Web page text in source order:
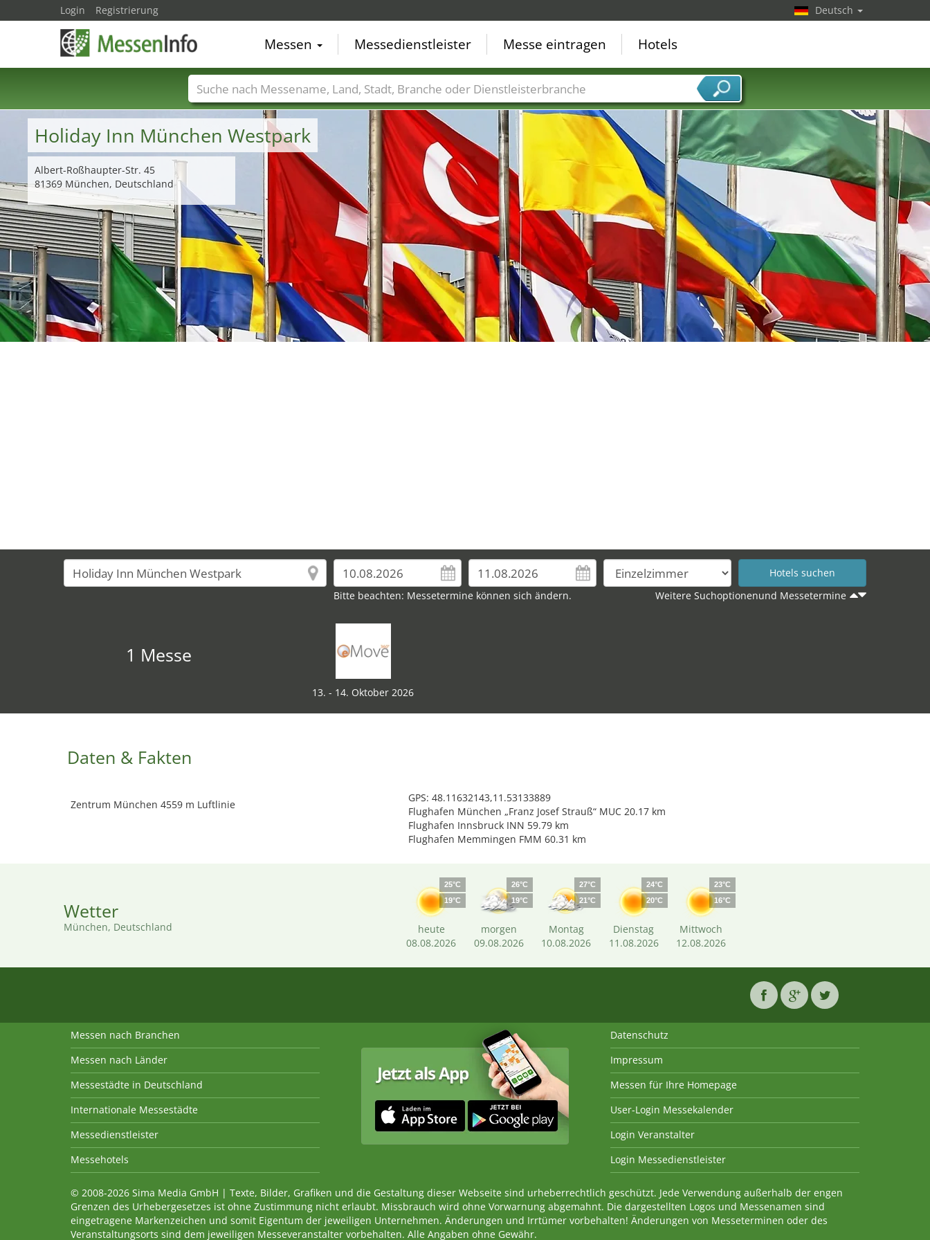
Holiday Inn München Westpark
Albert-Roßhaupter-Str. 45
81369 München, Deutschland
Bitte beachten: Messetermine können sich ändern. Weitere Suchoptionenund Messetermine
1 Messe
13. - 14. Oktober 2026
Daten & Fakten
Zentrum München 4559 m Luftlinie
GPS: 48.11632143,11.53133889
Flughafen München „Franz Josef Strauß“ MUC 20.17 km
Flughafen Innsbruck INN 59.79 km
Flughafen Memmingen FMM 60.31 km
Wetter
München, Deutschland
25°C
19°C
heute
08.08.2026
26°C
19°C
morgen
09.08.2026
27°C
21°C
Montag
10.08.2026
24°C
20°C
Dienstag
11.08.2026
23°C
16°C
Mittwoch
12.08.2026
Login Registrierung Deutsch
Messen Messedienstleister Messe eintragen Hotels
Messenamen Länder Städte Branchen Dienstleisterbranchen
Messen nach Branchen
Messen nach Länder
Messestädte in Deutschland
Internationale Messestädte
Messedienstleister
Messehotels
Datenschutz
Impressum
Messen für Ihre Homepage
User-Login Messekalender
Login Veranstalter
Login Messedienstleister
© 2008-2026 Sima Media GmbH | Texte, Bilder, Grafiken und die Gestaltung dieser Webseite sind urheberrechtlich geschützt. Jede Verwendung außerhalb der engen
Grenzen des Urhebergesetzes ist ohne Zustimmung nicht erlaubt. Missbrauch wird ohne Vorwarnung abgemahnt. Die dargestellten Logos und Messenamen sind
eingetragene Markenzeichen und somit Eigentum der jeweiligen Unternehmen. Änderungen und Irrtümer vorbehalten! Änderungen von Messeterminen oder des
Veranstaltungsorts sind dem jeweiligen Messeveranstalter vorbehalten. Alle Angaben ohne Gewähr.